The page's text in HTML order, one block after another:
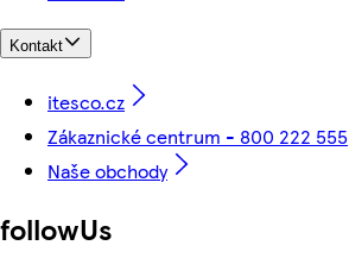
Kontakt
itesco.cz
Zákaznické centrum - 800 222 555
Naše obchody
followUs